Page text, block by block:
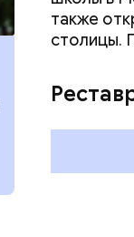
с зеркалом:
отмечают в
августа
также
столицы.